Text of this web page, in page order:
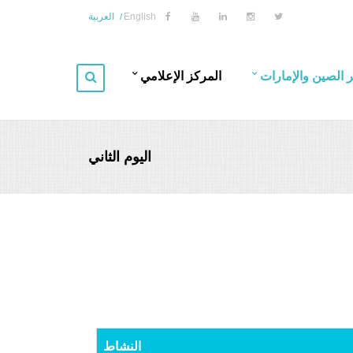
العربية English
الصين والإمارات المركز الإعلامي
اليوم الثاني
النشاط